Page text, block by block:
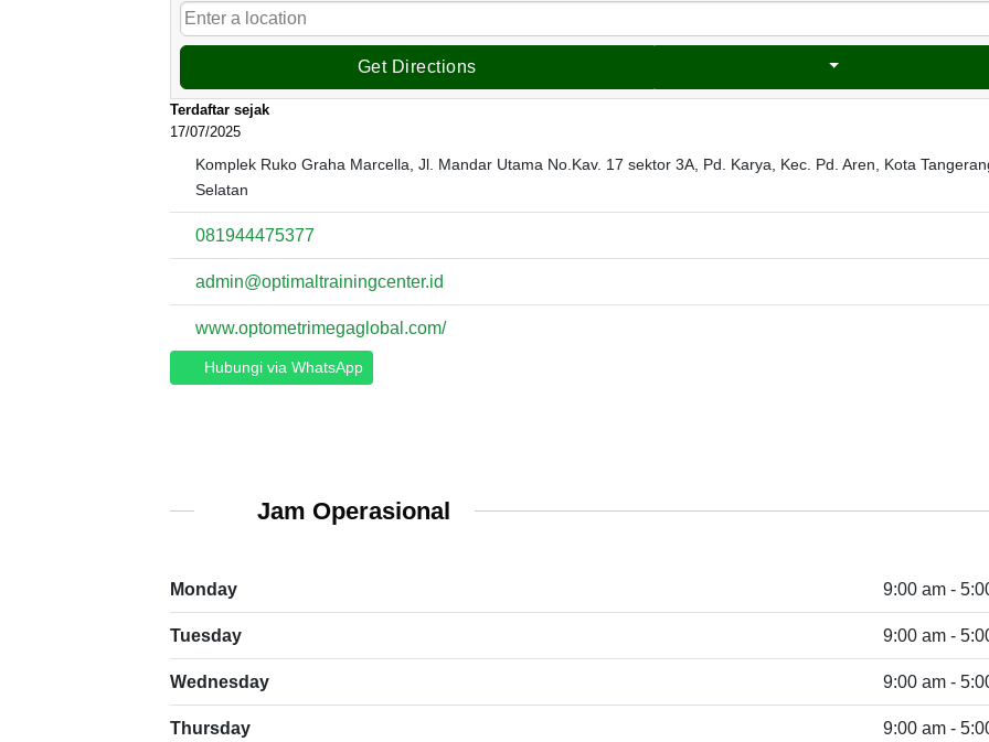
Get Directions
Terdaftar sejak
17/07/2025
Komplek Ruko Graha Marcella, Jl. Mandar Utama No.Kav. 17 sektor 3A, Pd. Karya, Kec. Pd. Aren, Kota
Selatan
081944475377
admin@optimaltrainingcenter.id
www.optometrimegaglobal.com/
Hubungi via WhatsApp
Jam Operasional
Monday 9:00 am -
Tuesday 9:00 am -
Wednesday 9:00 am -
Thursday 9:00 am -